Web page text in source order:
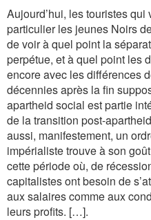
Aujourd’hui, les touristes qui
particulier les jeunes Noirs
de voir à quel point la
perpétue, et à quel point les
encore avec les différences
décennies après la fin
apartheid social est partie
de la transition post-
aussi, manifestement, un
impérialiste trouve à son
cette période où, de
capitalistes ont besoin de
aux salaires comme aux
leurs profits. […].